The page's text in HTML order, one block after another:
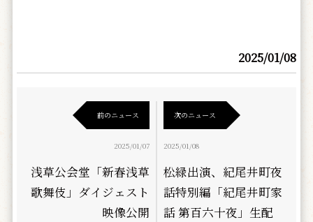
2025/01/08
前のニュース
2025/01/07
浅草公会堂「新春浅草
歌舞伎」ダイジェスト
映像公開
次のニュース
2025/01/08
松緑出演、紀尾井町夜
話特別編「紀尾井町家
話 第百六十夜」生配